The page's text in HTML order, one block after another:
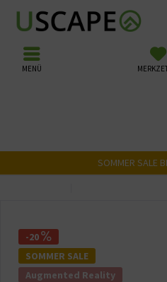
MENÜ
SOMMER SALE
-20
SOMMER SALE
Augmented Reality